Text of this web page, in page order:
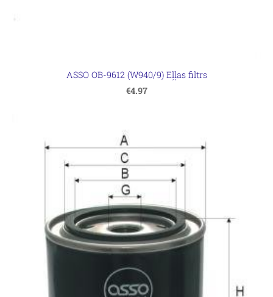
ASSO OB-9612 (W940/9) Eļļas filtrs
€4.97